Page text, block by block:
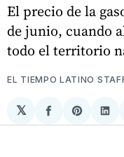
El precio de la
de junio, cuando
todo el territorio
EL TIEMPO LATINO
𝕏
Compartir
en
Share
on
en